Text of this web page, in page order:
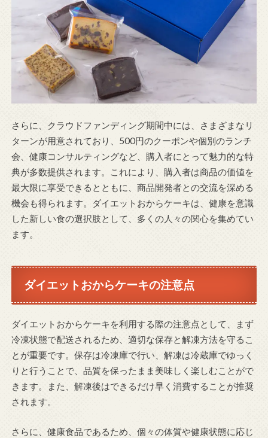
さらに、クラウドファンディング期間中には、さまざまなリ
ターンが用意されており、500円のクーポンや個別のランチ
会、健康コンサルティングなど、購入者にとって魅力的な特
典が多数提供されます。これにより、購入者は商品の価値を
最大限に享受できるとともに、商品開発者との交流を深める
機会も得られます。ダイエットおからケーキは、健康を意識
した新しい食の選択肢として、多くの人々の関心を集めてい
ます。
ダイエットおからケーキの注意点
ダイエットおからケーキを利用する際の注意点として、まず
冷凍状態で配送されるため、適切な保存と解凍方法を守るこ
とが重要です。保存は冷凍庫で行い、解凍は冷蔵庫でゆっく
りと行うことで、品質を保ったまま美味しく楽しむことがで
きます。また、解凍後はできるだけ早く消費することが推奨
されます。
さらに、健康食品であるため、個々の体質や健康状態に応じ